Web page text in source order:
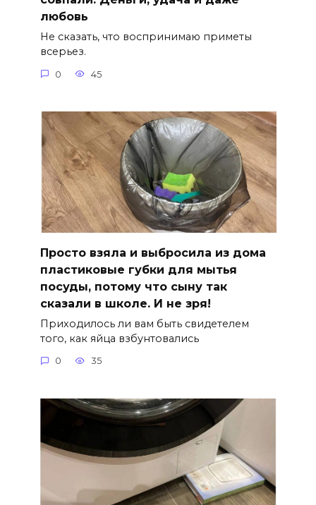
любовь
Не сказать, что воспринимаю приметы
всерьез.
0 45
Просто взяла и выбросила из дома
пластиковые губки для мытья
посуды, потому что сыну так
сказали в школе. И не зря!
Приходилось ли вам быть свидетелем
того, как яйца взбунтовались
0 35